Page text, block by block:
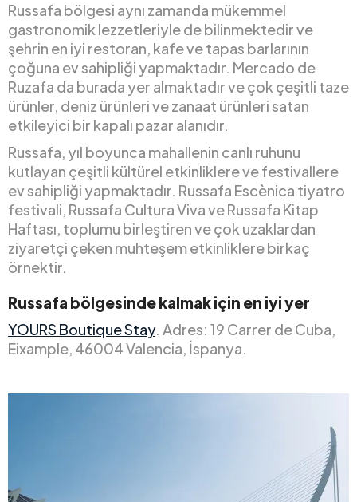
Russafa bölgesi aynı zamanda mükemmel
gastronomik lezzetleriyle de bilinmektedir ve
şehrin en iyi restoran, kafe ve tapas barlarının
çoğuna ev sahipliği yapmaktadır. Mercado de
Ruzafa da burada yer almaktadır ve çok çeşitli taze
ürünler, deniz ürünleri ve zanaat ürünleri satan
etkileyici bir kapalı pazar alanıdır.
Russafa, yıl boyunca mahallenin canlı ruhunu
kutlayan çeşitli kültürel etkinliklere ve festivallere
ev sahipliği yapmaktadır. Russafa Escènica tiyatro
festivali, Russafa Cultura Viva ve Russafa Kitap
Haftası, toplumu birleştiren ve çok uzaklardan
ziyaretçi çeken muhteşem etkinliklere birkaç
örnektir.
Russafa bölgesinde kalmak için en iyi yer
YOURS Boutique Stay. Adres: 19 Carrer de Cuba,
Eixample, 46004 Valencia, İspanya.